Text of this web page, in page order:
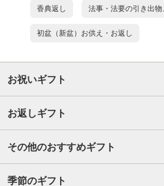
香典返し 法事・法要の引き出物
初盆（新盆）お供え・お返し
お祝いギフト
お返しギフト
その他のおすすめギフト
季節のギフト